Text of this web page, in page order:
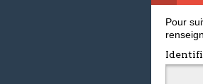
Pour